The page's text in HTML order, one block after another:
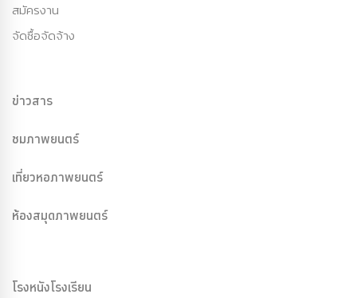
สมัครงาน
จัดซื้อจัดจ้าง
ข่าวสาร
ชมภาพยนตร์
เที่ยวหอภาพยนตร์
ห้องสมุดภาพยนตร์
โรงหนังโรงเรียน